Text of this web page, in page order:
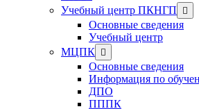
Учебный центр ПКНГП
Show
sub
menu
Основные сведения
Учебный центр
МЦПК Show
sub
menu
Основные сведения
Информация по
ДПО
ПППК